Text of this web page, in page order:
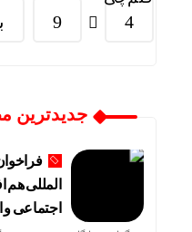
4
9
جدیدترین
المللی
اجتماعی و